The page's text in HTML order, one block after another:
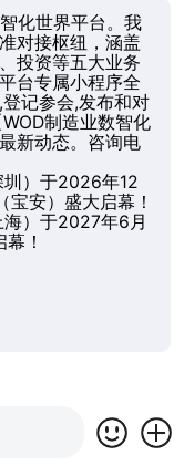
化世界平台。我
对接枢纽，涵盖
投资等五大业务
台专属小程序全
记参会,发布和对
制造业数智化
新动态。咨询电
圳）于2026年12
安）盛大启幕！
）于2027年6月
！